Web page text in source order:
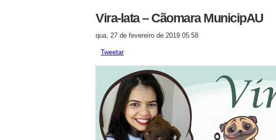
Vira-lata – Cãomara MunicipAU
qua, 27 de fevereiro de 2019 05:58
Tweetar